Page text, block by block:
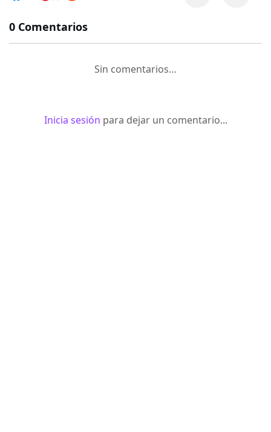
0 Comentarios
Sin comentarios…
Inicia sesión para dejar un comentario...